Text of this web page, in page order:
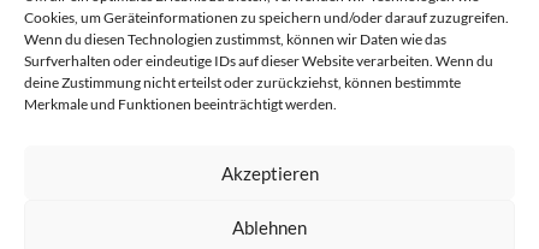
Cookies, um Geräteinformationen zu speichern und/oder darauf zuzugreifen.
Wenn du diesen Technologien zustimmst, können wir Daten wie das
Surfverhalten oder eindeutige IDs auf dieser Website verarbeiten. Wenn du
deine Zustimmung nicht erteilst oder zurückziehst, können bestimmte
Merkmale und Funktionen beeinträchtigt werden.
Akzeptieren
Ablehnen
Impressum
Datenschutzerklärung